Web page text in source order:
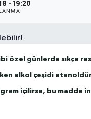
- 19:20
özel günlerde sıkça
alkol çeşidi
içilirse, bu madde